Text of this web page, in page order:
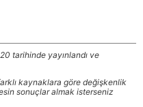
tarihinde yayınlandı ve
kaynaklara göre değişkenlik
sonuçlar almak isterseniz